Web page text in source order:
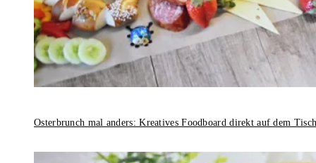
Osterbrunch mal anders: Kreatives Foodboard direkt auf dem